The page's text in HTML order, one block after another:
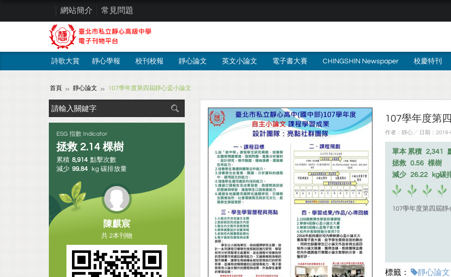
網站簡介 常見問題
詩歌大賞 靜心學報 校刊校報 靜心論文 英文小論文 電子書大賽 CHINGSHIN Newspaper 校慶特刊
首頁 靜心論文 107學年度第四屆靜心盃小論文
107學年度第
作者：靜心╱ 日期：
單本 累積 2,341
拯救 0.56 棵樹
減少 26.22 kg碳
107學年度第四屆靜
標籤：
靜心論文
ESG 指數 Indicator
拯救 2.14 棵樹
累積 8,914 點擊次數
減少 99.84 kg 碳排放量
陳麒宸
共 2本刊物